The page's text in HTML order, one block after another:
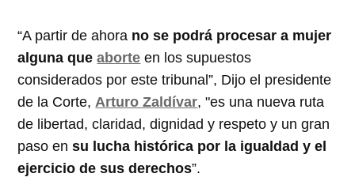
“A partir de ahora no se podrá procesar a mujer
alguna queaborte en los supuestos
considerados por este tribunal”, Dijo el presidente
de la Corte, Arturo Zaldívar, "es una nueva ruta
de libertad, claridad, dignidad y respeto y un gran
paso ensu lucha histórica por la igualdad y el
ejercicio de sus derechos”.